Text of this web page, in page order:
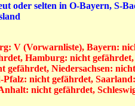
oder selten in O-Bayern, S-
V (Vorwarnliste), Bayern:
Hamburg: nicht gefährdet,
Niedersachsen:
nicht gefährdet,
nicht gefährdet,